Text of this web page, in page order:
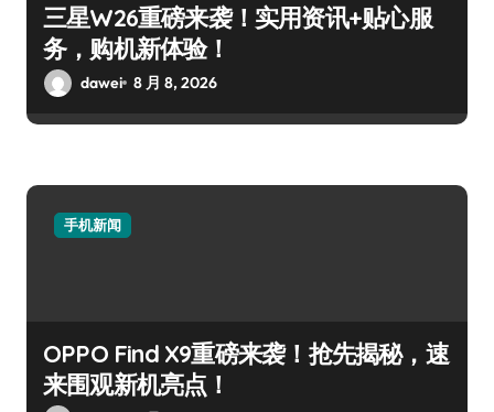
三星W26重磅来袭！实用资讯+贴心服
务，购机新体验！
dawei 8 月 8, 2026
手机新闻
OPPO Find X9重磅来袭！抢先揭秘，速
来围观新机亮点！